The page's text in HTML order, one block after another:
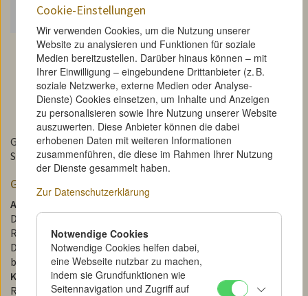
Cookie-Einstellungen
Gegen den Krieg / Gegen die Götter / Bildung / Agitation /
Sport und Gymnastik / Kriegsgefahr
Glossar / Kommentare
Abrüstungskonferenz
Dezember 1922 zwischen Sowjetrussland und seinen
Randstaaten. Die sowjetische Regierung erklärte sich zur
Demobilisation von 60.000 Soldaten in eineinhalb Jahren
bereit, wenn die übrigen Länder dasselbe täten.
Komsomolzenweihnacht(auch Komsomol Weihnacht)
Religiösen Bräuchen wurden zunächst ideologische Inhalte
Cookie-Einstellungen
Wir verwenden Cookies, um die Nutzung unserer
Website zu analysieren und Funktionen für soziale
Medien bereitzustellen. Darüber hinaus können – mit
Ihrer Einwilligung – eingebundene Drittanbieter (z. B.
soziale Netzwerke, externe Medien oder Analyse-
Dienste) Cookies einsetzen, um Inhalte und Anzeigen
zu personalisieren sowie Ihre Nutzung unserer Website
auszuwerten. Diese Anbieter können die dabei
erhobenen Daten mit weiteren Informationen
zusammenführen, die diese im Rahmen Ihrer Nutzung
der Dienste gesammelt haben.
Zur Datenschutzerklärung
Notwendige Cookies
Notwendige Cookies helfen dabei,
eine Webseite nutzbar zu machen,
indem sie Grundfunktionen wie
Seitennavigation und Zugriff auf